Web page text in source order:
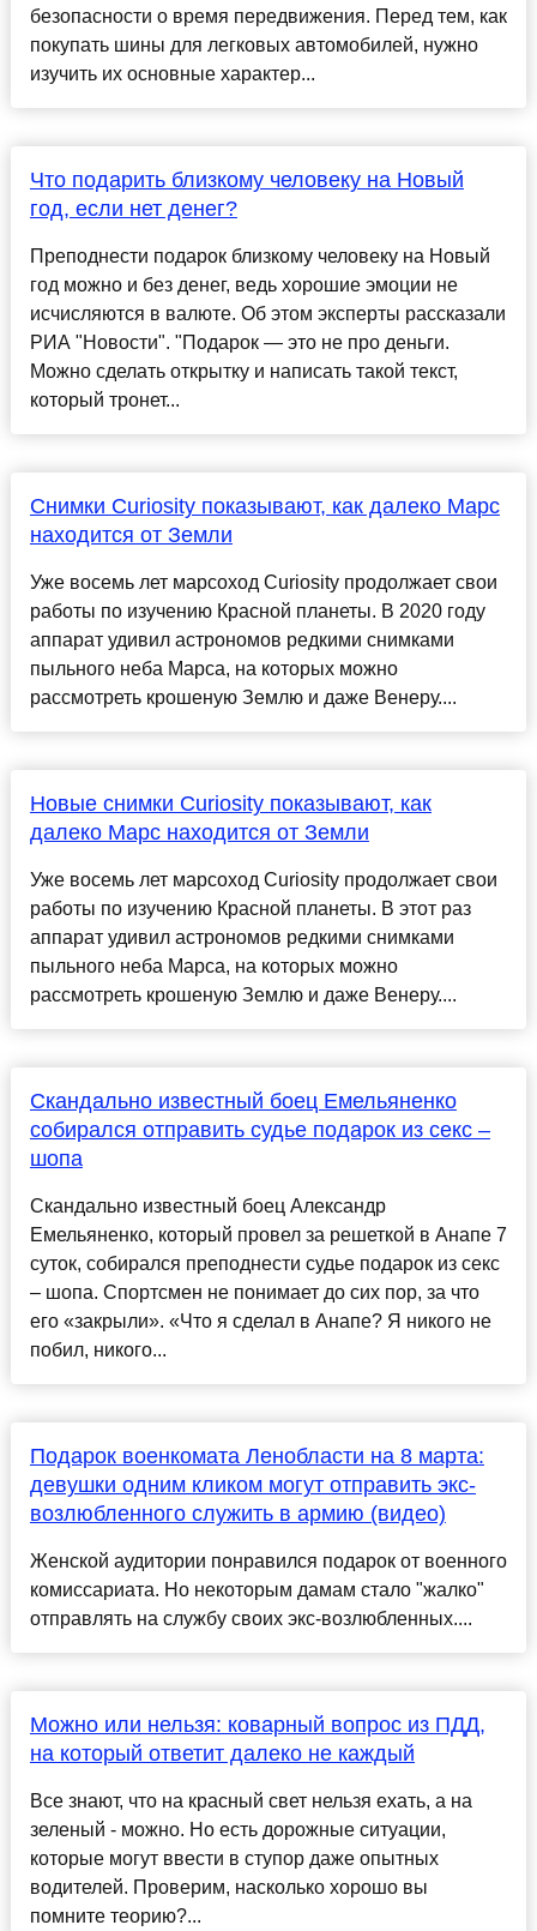
безопасности о время передвижения. Перед тем, как
покупать шины для легковых автомобилей, нужно
изучить их основные характер...
Что подарить близкому человеку на Новый
год, если нет денег?
Преподнести подарок близкому человеку на Новый
год можно и без денег, ведь хорошие эмоции не
исчисляются в валюте. Об этом эксперты рассказали
РИА "Новости". "Подарок — это не про деньги.
Можно сделать открытку и написать такой текст,
который тронет...
Снимки Curiosity показывают, как далеко Марс
находится от Земли
Уже восемь лет марсоход Curiosity продолжает свои
работы по изучению Красной планеты. В 2020 году
аппарат удивил астрономов редкими снимками
пыльного неба Марса, на которых можно
рассмотреть крошеную Землю и даже Венеру....
Новые снимки Curiosity показывают, как
далеко Марс находится от Земли
Уже восемь лет марсоход Curiosity продолжает свои
работы по изучению Красной планеты. В этот раз
аппарат удивил астрономов редкими снимками
пыльного неба Марса, на которых можно
рассмотреть крошеную Землю и даже Венеру....
Скандально известный боец Емельяненко
собирался отправить судье подарок из секс –
шопа
Скандально известный боец Александр
Емельяненко, который провел за решеткой в Анапе 7
суток, собирался преподнести судье подарок из секс
– шопа. Спортсмен не понимает до сих пор, за что
его «закрыли». «Что я сделал в Анапе? Я никого не
побил, никого...
Подарок военкомата Ленобласти на 8 марта:
девушки одним кликом могут отправить экс-
возлюбленного служить в армию (видео)
Женской аудитории понравился подарок от военного
комиссариата. Но некоторым дамам стало "жалко"
отправлять на службу своих экс-возлюбленных....
Можно или нельзя: коварный вопрос из ПДД,
на который ответит далеко не каждый
Все знают, что на красный свет нельзя ехать, а на
зеленый - можно. Но есть дорожные ситуации,
которые могут ввести в ступор даже опытных
водителей. Проверим, насколько хорошо вы
помните теорию?...